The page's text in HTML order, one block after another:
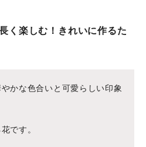
く楽しむ！きれいに作るた
かな色合いと可愛らしい印象
です。